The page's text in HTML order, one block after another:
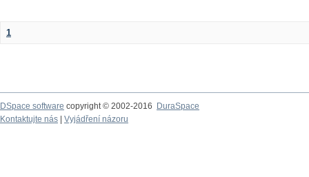
1
DSpace software copyright © 2002-2016
DuraSpace
Kontaktujte nás
Vyjádření názoru